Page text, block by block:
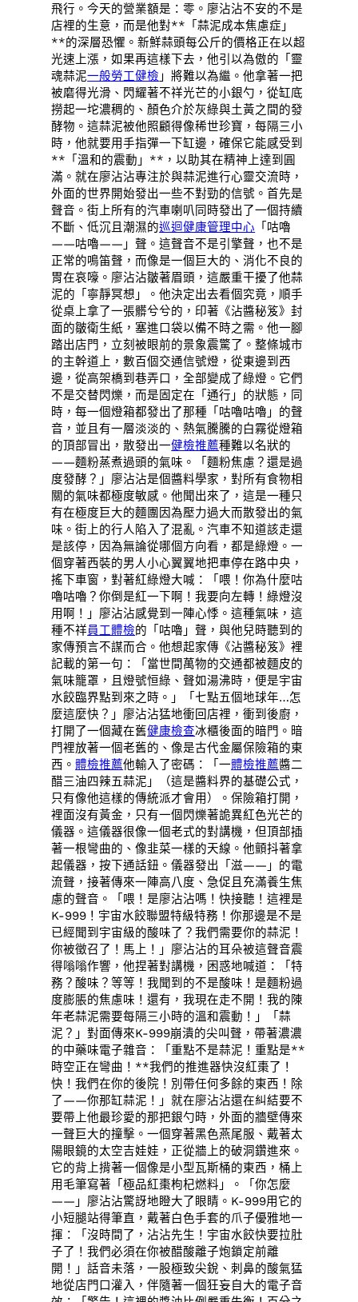
飛行。今天的營業額是：零。廖沾沾不安的不是
店裡的生意，而是他對**「蒜泥成本焦慮症」
**的深層恐懼。新鮮蒜頭每公斤的價格正在以超
光速上漲，如果再這樣下去，他引以為傲的「靈
魂蒜泥一般勞工健檢 」將難以為繼。他拿著一把
被磨得光滑、閃耀著不祥光芒的小銀勺，從缸底
撈起一坨濃稠的、顏色介於灰綠與土黃之間的發
酵物。這蒜泥被他照顧得像稀世珍寶，每隔三小
時，他就要用手指彈一下缸邊，確保它能感受到
**「溫和的震動」**，以助其在精神上達到圓
滿。就在廖沾沾專注於與蒜泥進行心靈交流時，
外面的世界開始發出一些不對勁的信號。首先是
聲音。街上所有的汽車喇叭同時發出了一個持續
不斷、低沉且潮濕的巡迴健康管理中心 「咕嚕
——咕嚕——」聲。這聲音不是引擎聲，也不是
正常的鳴笛聲，而像是一個巨大的、消化不良的
胃在哀嚎。廖沾沾皺著眉頭，這嚴重干擾了他蒜
泥的「寧靜冥想」。他決定出去看個究竟，順手
從桌上拿了一張髒兮兮的，印著《沾醬秘笈》封
面的皺衛生紙，塞進口袋以備不時之需。他一腳
踏出店門，立刻被眼前的景象震驚了。整條城市
的主幹道上，數百個交通信號燈，從東邊到西
邊，從高架橋到巷弄口，全部變成了綠燈。它們
不是交替閃爍，而是固定在「通行」的狀態，同
時，每一個燈箱都發出了那種「咕嚕咕嚕」的聲
音，並且有一層淡淡的、熱氣騰騰的白霧從燈箱
的頂部冒出，散發出一健檢推薦種難以名狀的
——麵粉蒸煮過頭的氣味。「麵粉焦慮？還是過
度發酵？」廖沾沾是個醬料學家，對所有食物相
關的氣味都極度敏感。他聞出來了，這是一種只
有在極度巨大的麵團因為壓力過大而散發出的氣
味。街上的行人陷入了混亂。汽車不知道該走還
是該停，因為無論從哪個方向看，都是綠燈。一
個穿著西裝的男人小心翼翼地把車停在路中央，
搖下車窗，對著紅綠燈大喊：「喂！你為什麼咕
嚕咕嚕？你倒是紅一下啊！我要向左轉！綠燈沒
用啊！」廖沾沾感覺到一陣心悸。這種氣味，這
種不祥員工體檢的「咕嚕」聲，與他兒時聽到的
家傳預言不謀而合。他想起家傳《沾醬秘笈》裡
記載的第一句：「當世間萬物的交通都被麵皮的
氣味籠罩，且燈號恒綠、聲如湯沸時，便是宇宙
水餃臨界點到來之時。」「七點五個地球年…怎
麼這麼快？」廖沾沾猛地衝回店裡，衝到後廚，
打開了一個藏在舊健康檢查冰櫃後面的暗門。暗
門裡放著一個老舊的、像是古代金屬保險箱的東
西。體檢推薦他輸入了密碼：「一體檢推薦醬二
醋三油四辣五蒜泥」（這是醬料界的基礎公式，
只有像他這樣的傳統派才會用）。保險箱打開，
裡面沒有黃金，只有一個閃爍著詭異紅色光芒的
儀器。這儀器很像一個老式的對講機，但頂部插
著一根彎曲的、像韭菜一樣的天線。他顫抖著拿
起儀器，按下通話鈕。儀器發出「滋——」的電
流聲，接著傳來一陣高八度、急促且充滿養生焦
慮的聲音。「喂！是廖沾沾嗎！快接聽！這裡是
K-999！宇宙水餃聯盟特級特務！你那邊是不是
已經聞到宇宙級的酸味了？我們需要你的蒜泥！
你被徵召了！馬上！」廖沾沾的耳朵被這聲音震
得嗡嗡作響，他捏著對講機，困惑地喊道：「特
務？酸味？等等！我聞到的不是酸味！是麵粉過
度膨脹的焦慮味！還有，我現在走不開！我的陳
年老蒜泥需要每隔三小時的溫和震動！」「蒜
泥？」對面傳來K-999崩潰的尖叫聲，帶著濃濃
的中藥味電子雜音：「重點不是蒜泥！重點是**
時空正在彎曲！**我們的推進器快沒紅棗了！
快！我們在你的後院！別帶任何多餘的東西！除
了——你那缸蒜泥！」就在廖沾沾還在糾結要不
要帶上他最珍愛的那把銀勺時，外面的牆壁傳來
一聲巨大的撞擊。一個穿著黑色燕尾服、戴著太
陽眼鏡的太空吉娃娃，正從牆上的破洞鑽進來。
它的背上揹著一個像是小型瓦斯桶的東西，桶上
用毛筆寫著「極品紅棗枸杞燃料」。「你怎麼
——」廖沾沾驚訝地瞪大了眼睛。K-999用它的
小短腿站得筆直，戴著白色手套的爪子優雅地一
揮：「沒時間了，沾沾先生！宇宙水餃快要拉肚
子了！我們必須在你被醋酸離子炮鎖定前離
開！」話音未落，一股極致尖銳、刺鼻的酸氣猛
地從店門口灌入，伴隨著一個狂妄自大的電子音